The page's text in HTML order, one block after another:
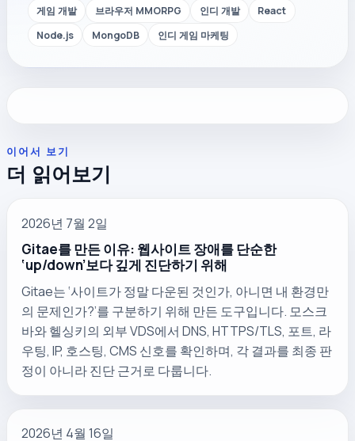
게임 개발 브라우저 MMORPG 인디 개발
React
Node.js
MongoDB 인디 게임 마케팅
이어서 보기
더 읽어보기
2026년 7월 2일
Gitae를 만든 이유: 웹사이트 장애를 단순한
‘up/down’보다 깊게 진단하기 위해
Gitae는 ‘사이트가 정말 다운된 것인가, 아니면 내 환경만
의 문제인가?’를 구분하기 위해 만든 도구입니다. 모스크
바와 헬싱키의 외부 VDS에서 DNS, HTTPS/TLS, 포트, 라
우팅, IP, 호스팅, CMS 신호를 확인하며, 각 결과를 최종 판
정이 아니라 진단 근거로 다룹니다.
2026년 4월 16일